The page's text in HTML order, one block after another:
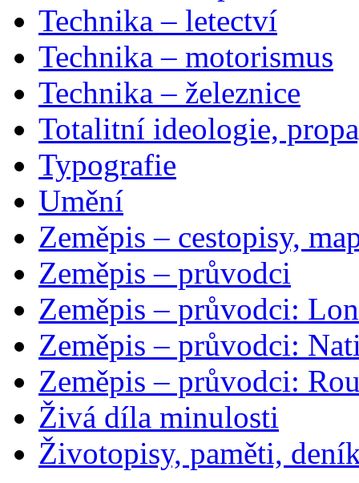
Technika – letectví
Technika – motorismus
Technika – železnice
Totalitní ideologie,
Typografie
Umění
Zeměpis – cestopisy,
Zeměpis – průvodci
Zeměpis – průvodci:
Zeměpis – průvodci:
Zeměpis – průvodci:
Živá díla minulosti
Životopisy, paměti,